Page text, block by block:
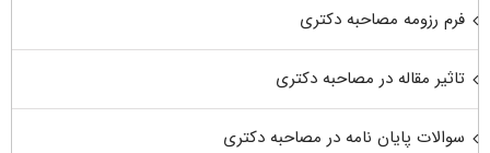
فرم رزومه مصاحبه دکتری
تاثیر مقاله در مصاحبه دکتری
سوالات پایان نامه در مصاحبه دکتری